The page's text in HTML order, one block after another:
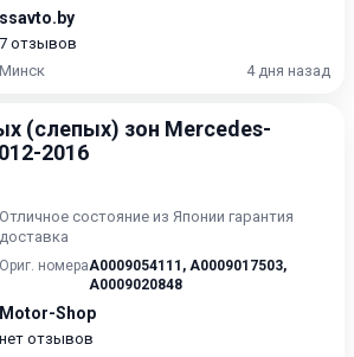
ssavto.by
7 отзывов
Минск
4 дня назад
(слепых) зон Mercedes-
2016
Отличное состояние из Японии гарантия
доставка
Ориг. номераA0009054111 , A0009017503,
A0009020848
Motor-Shop
нет отзывов